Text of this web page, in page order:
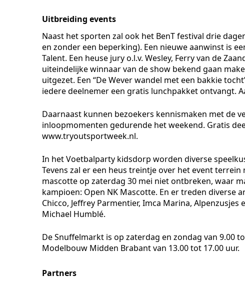
Uitbreiding events
Naast het sporten zal ook het BenT festival drie
en zonder een beperking). Een nieuwe aanwinst is
Talent. Een heuse jury o.l.v. Wesley, Ferry van de
uiteindelijke winnaar van de show bekend gaan
uitgezet. Een “De Wever wandel met een bakkie
iedere deelnemer een gratis lunchpakket ontvangt.
Daarnaast kunnen bezoekers kennismaken met de
inloopmomenten gedurende het weekend. Gratis
www.tryoutsportweek.nl.
In het Voetbalparty kidsdorp worden diverse
Tevens zal er een heus treintje over het event
mascotte op zaterdag 30 mei niet ontbreken, waar
kampioen: Open NK Mascotte. En er treden diverse
Chicco, Jeffrey Parmentier, Imca Marina, Alpenzusjes
Michael Humblé.
De Snuffelmarkt is op zaterdag en zondag van 9.00
Modelbouw Midden Brabant van 13.00 tot 17.00 uur.
Partners